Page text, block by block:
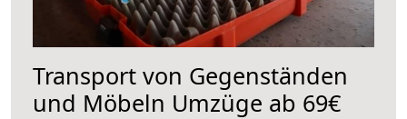
Transport von Gegenständen
und Möbeln Umzüge ab 69€